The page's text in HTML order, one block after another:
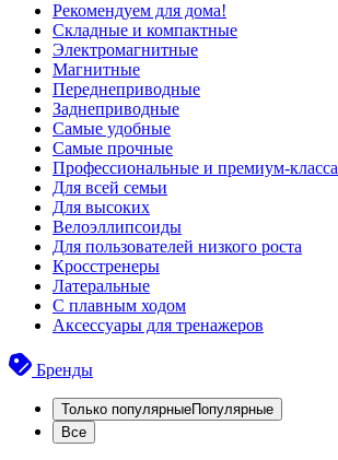
Рекомендуем для дома!
Складные и компактные
Электромагнитные
Магнитные
Переднеприводные
Заднеприводные
Самые удобные
Самые прочные
Профессиональные и премиум-класса
Для всей семьи
Для высоких
Велоэллипсоиды
Для пользователей низкого роста
Кросстренеры
Латеральные
С плавным ходом
Аксессуары для тренажеров
Бренды
Только популярныеПопулярные
Все